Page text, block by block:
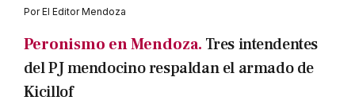
PorEl Editor Mendoza
Peronismo en Mendoza. Tres intendentes
del PJ mendocino respaldan el armado de
Kicillof